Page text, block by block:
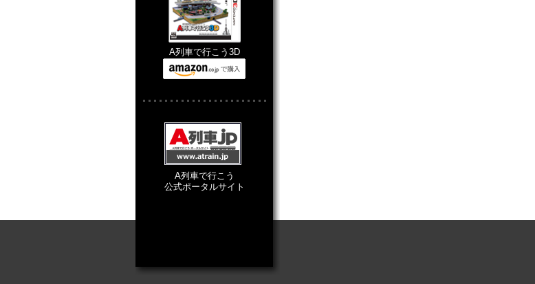
A列車で行こう3D
A列車で行こう
公式ポータルサイト